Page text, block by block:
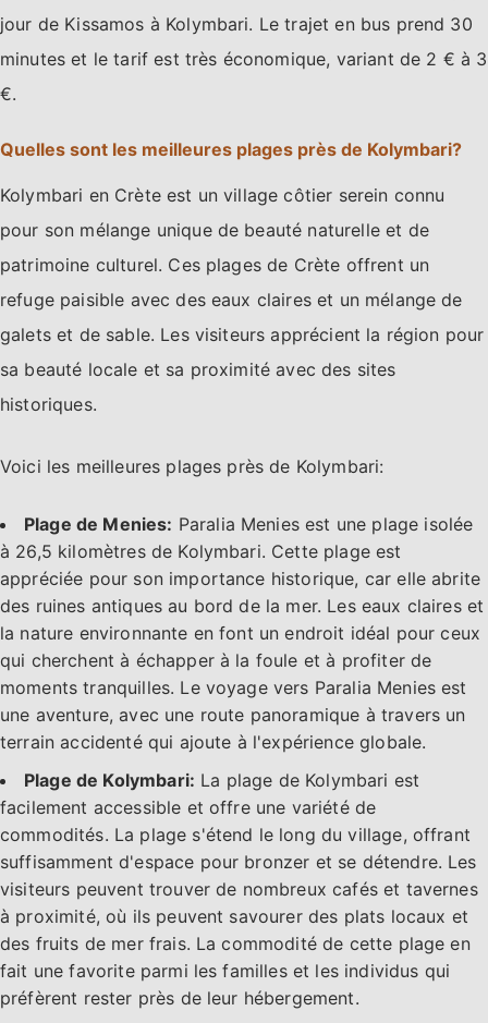
jour de Kissamos à Kolymbari. Le trajet en bus prend 30
minutes et le tarif est très économique, variant de 2 € à 3
€.
Quelles sont les meilleures plages près de Kolymbari?
Kolymbari en Crète est un village côtier serein connu
pour son mélange unique de beauté naturelle et de
patrimoine culturel. Ces plages de Crète offrent un
refuge paisible avec des eaux claires et un mélange de
galets et de sable. Les visiteurs apprécient la région pour
sa beauté locale et sa proximité avec des sites
historiques.
Voici les meilleures plages près de Kolymbari:
Plage de Menies: Paralia Menies est une plage isolée
à 26,5 kilomètres de Kolymbari. Cette plage est
appréciée pour son importance historique, car elle abrite
des ruines antiques au bord de la mer. Les eaux claires et
la nature environnante en font un endroit idéal pour ceux
qui cherchent à échapper à la foule et à profiter de
moments tranquilles. Le voyage vers Paralia Menies est
une aventure, avec une route panoramique à travers un
terrain accidenté qui ajoute à l'expérience globale.
Plage de Kolymbari: La plage de Kolymbari est
facilement accessible et offre une variété de
commodités. La plage s'étend le long du village, offrant
suffisamment d'espace pour bronzer et se détendre. Les
visiteurs peuvent trouver de nombreux cafés et tavernes
à proximité, où ils peuvent savourer des plats locaux et
des fruits de mer frais. La commodité de cette plage en
fait une favorite parmi les familles et les individus qui
préfèrent rester près de leur hébergement.